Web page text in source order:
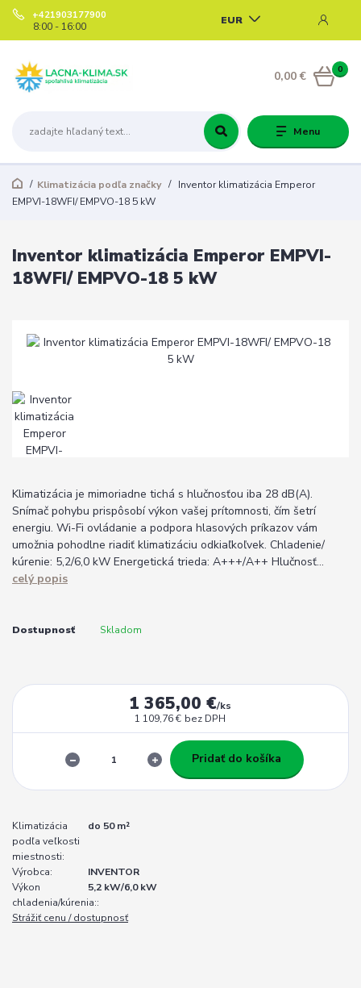
Menu
EUR
+421903177900
8:00 - 16:00
0
0,00 €
Klimatizácia podľa značky
Inventor klimatizácia Emperor
EMPVI-18WFI/ EMPVO-18 5 kW
Inventor klimatizácia Emperor EMPVI-
18WFI/ EMPVO-18 5 kW
Klimatizácia je mimoriadne tichá s hlučnosťou iba 28 dB(A).
Snímač pohybu prispôsobí výkon vašej prítomnosti, čím šetrí
energiu. Wi-Fi ovládanie a podpora hlasových príkazov vám
umožnia pohodlne riadiť klimatizáciu odkiaľkoľvek. Chladenie/
kúrenie: 5,2/6,0 kW Energetická trieda: A+++/A++ Hlučnosť...
celý popis
Dostupnosť Skladom
1 365,00 €/ks
1 109,76 € bez DPH
Pridať do košíka
Klimatizácia
podľa veľkosti
miestnosti:
do 50 m²
Výrobca:
INVENTOR
Výkon
chladenia/kúrenia::
5,2 kW/6,0 kW
Strážiť cenu / dostupnosť